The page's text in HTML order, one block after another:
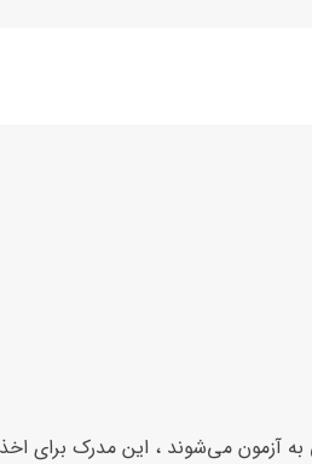
آزمون می‌شوند ، این مدرک برای